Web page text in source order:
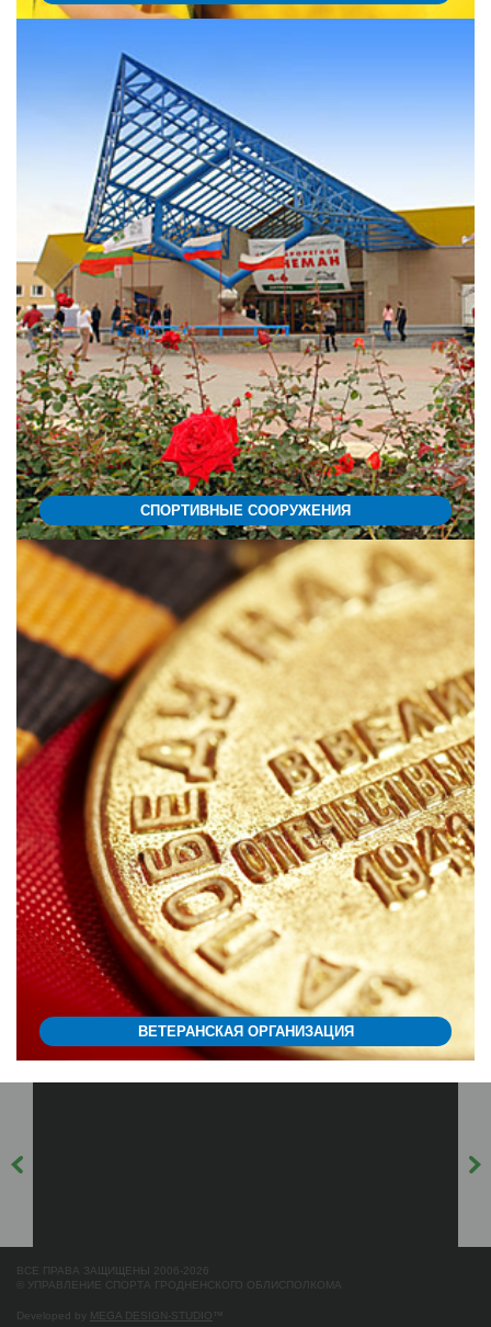
СПОРТИВНЫЕ СООРУЖЕНИЯ
ВЕТЕРАНСКАЯ ОРГАНИЗАЦИЯ
ВСЕ ПРАВА ЗАЩИЩЕНЫ 2006-2026
© УПРАВЛЕНИЕ СПОРТА ГРОДНЕНСКОГО ОБЛИСПОЛКОМА
Developed by MEGA DESIGN-STUDIO ™